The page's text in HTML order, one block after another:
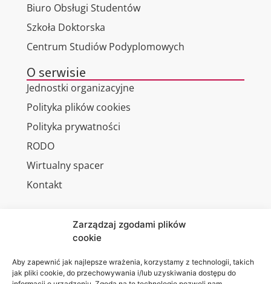
Zarządzaj zgodami plików
cookie
Aby zapewnić jak najlepsze wrażenia, korzystamy z technologii, takich
jak pliki cookie, do przechowywania i/lub uzyskiwania dostępu do
Biuro Obsługi Studentów
Szkoła Doktorska
Centrum Studiów Podyplomowych
O serwisie
Jednostki organizacyjne
Polityka plików cookies
Polityka prywatności
RODO
Wirtualny spacer
Kontakt
Akademia
WSEI